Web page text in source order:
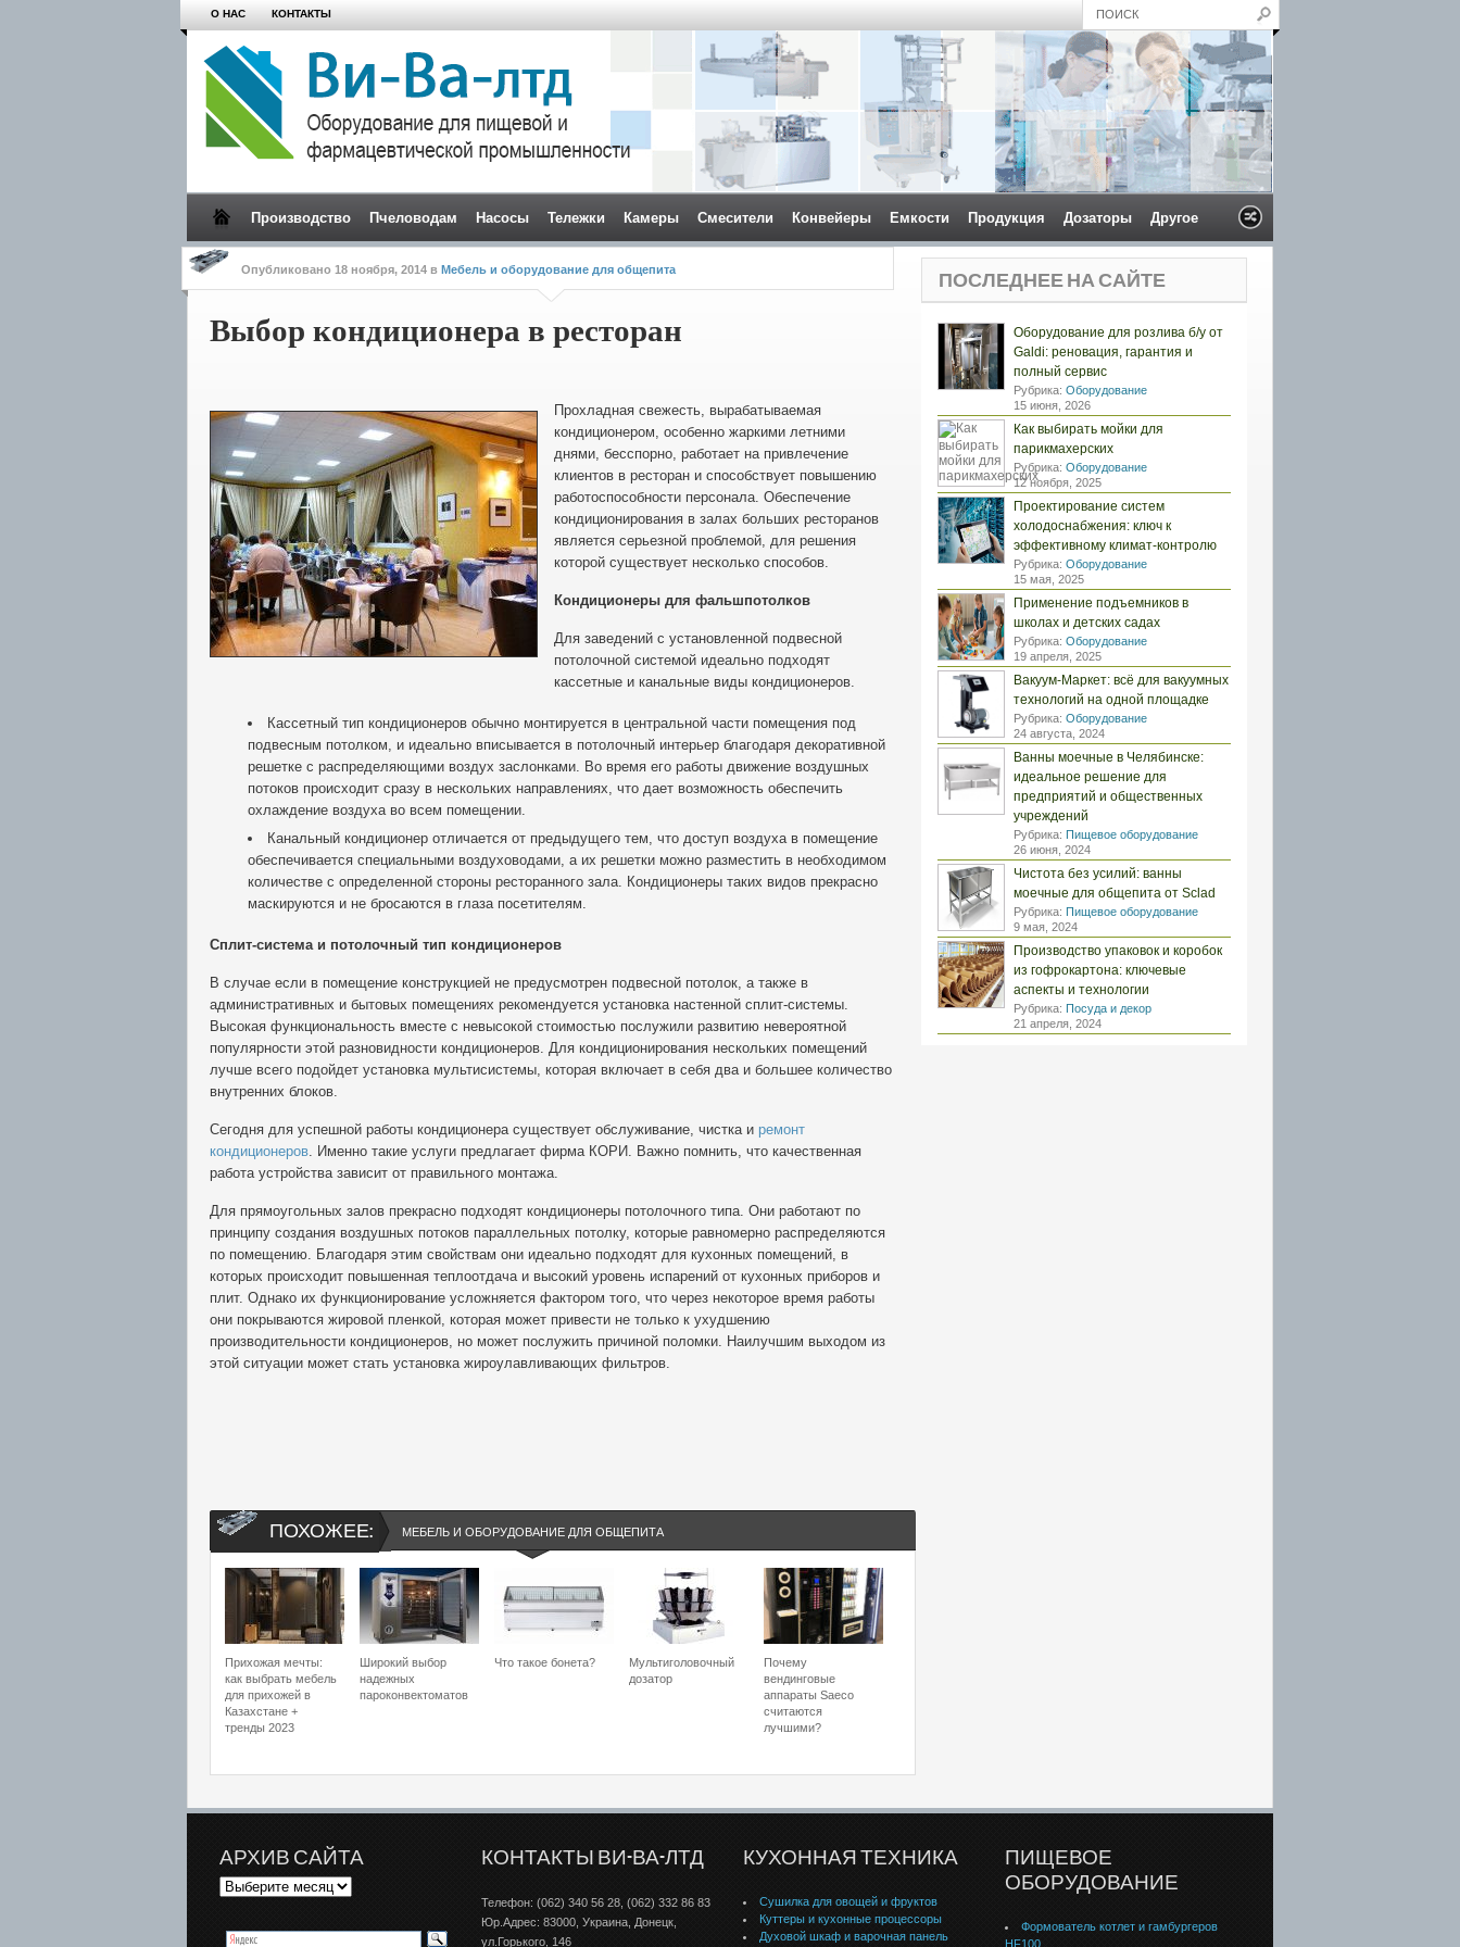
О НАС КОНТАКТЫ
Производство Пчеловодам Насосы Тележки Камеры Смесители Конвейеры Емкости Продукция Дозаторы Другое
Опубликовано 18 ноября, 2014 в Мебель и оборудование для общепита
Выбор кондиционера в ресторан
Прохладная свежесть, вырабатываемая
кондиционером, особенно жаркими летними
днями, бесспорно, работает на привлечение
клиентов в ресторан и способствует повышению
работоспособности персонала. Обеспечение
кондиционирования в залах больших ресторанов
является серьезной проблемой, для решения
которой существует несколько способов.
Кондиционеры для фальшпотолков
Для заведений с установленной подвесной
потолочной системой идеально подходят
кассетные и канальные виды кондиционеров.
Кассетный тип кондиционеров обычно монтируется в центральной части помещения под
подвесным потолком, и идеально вписывается в потолочный интерьер благодаря декоративной
решетке с распределяющими воздух заслонками. Во время его работы движение воздушных
потоков происходит сразу в нескольких направлениях, что дает возможность обеспечить
охлаждение воздуха во всем помещении.
Канальный кондиционер отличается от предыдущего тем, что доступ воздуха в помещение
обеспечивается специальными воздуховодами, а их решетки можно разместить в необходимом
количестве с определенной стороны ресторанного зала. Кондиционеры таких видов прекрасно
маскируются и не бросаются в глаза посетителям.
Сплит-система и потолочный тип кондиционеров
В случае если в помещение конструкцией не предусмотрен подвесной потолок, а также в
административных и бытовых помещениях рекомендуется установка настенной сплит-системы.
Высокая функциональность вместе с невысокой стоимостью послужили развитию невероятной
популярности этой разновидности кондиционеров. Для кондиционирования нескольких помещений
лучше всего подойдет установка мультисистемы, которая включает в себя два и большее количество
внутренних блоков.
Сегодня для успешной работы кондиционера существует обслуживание, чистка и ремонт
кондиционеров. Именно такие услуги предлагает фирма КОРИ. Важно помнить, что качественная
работа устройства зависит от правильного монтажа.
Для прямоугольных залов прекрасно подходят кондиционеры потолочного типа. Они работают по
принципу создания воздушных потоков параллельных потолку, которые равномерно распределяются
по помещению. Благодаря этим свойствам они идеально подходят для кухонных помещений, в
которых происходит повышенная теплоотдача и высокий уровень испарений от кухонных приборов и
плит. Однако их функционирование усложняется фактором того, что через некоторое время работы
они покрываются жировой пленкой, которая может привести не только к ухудшению
производительности кондиционеров, но может послужить причиной поломки. Наилучшим выходом из
этой ситуации может стать установка жироулавливающих фильтров.
ПОХОЖЕЕ: МЕБЕЛЬ И ОБОРУДОВАНИЕ ДЛЯ ОБЩЕПИТА
Прихожая мечты:
как выбрать мебель
для прихожей в
Казахстане +
тренды 2023
Широкий выбор
надежных
пароконвектоматов
Что такое бонета?
Мультиголовочный
дозатор
Почему
вендинговые
аппараты Saeco
считаются
лучшими?
ПОСЛЕДНЕЕ НА САЙТЕ
Оборудование для розлива б/у от
Galdi: реновация, гарантия и
полный сервис
Рубрика: Оборудование
15 июня, 2026
Как выбирать мойки для
парикмахерских
Рубрика: Оборудование
12 ноября, 2025
Проектирование систем
холодоснабжения: ключ к
эффективному климат-контролю
Рубрика: Оборудование
15 мая, 2025
Применение подъемников в
школах и детских садах
Рубрика: Оборудование
19 апреля, 2025
Вакуум-Маркет: всё для вакуумных
технологий на одной площадке
Рубрика: Оборудование
24 августа, 2024
Ванны моечные в Челябинске:
идеальное решение для
предприятий и общественных
учреждений
Рубрика: Пищевое оборудование
26 июня, 2024
Чистота без усилий: ванны
моечные для общепита от Sclad
Рубрика: Пищевое оборудование
9 мая, 2024
Производство упаковок и коробок
из гофрокартона: ключевые
аспекты и технологии
Рубрика: Посуда и декор
21 апреля, 2024
АРХИВ САЙТА КОНТАКТЫ ВИ-ВА-ЛТД
Телефон: (062) 340 56 28, (062) 332 86 83
Юр.Адрес: 83000, Украина, Донецк,
ул.Горького, 146
КУХОННАЯ ТЕХНИКА
Сушилка для овощей и фруктов
Куттеры и кухонные процессоры
Духовой шкаф и варочная панель
ПИЩЕВОЕ
ОБОРУДОВАНИЕ
Формователь котлет и гамбургеров
HF100